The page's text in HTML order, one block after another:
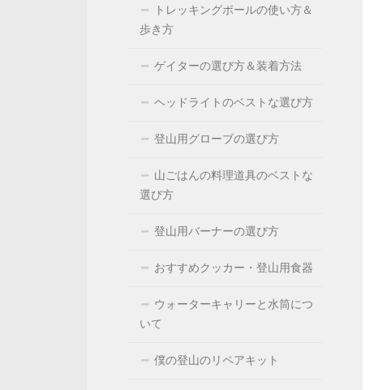
トレッキングポールの使い方＆
歩き方
ゲイターの選び方＆装着方法
ヘッドライトのベストな選び方
登山用グローブの選び方
山ごはんの料理道具のベストな
選び方
登山用バーナーの選び方
おすすめクッカー・登山用食器
ウォーターキャリーと水筒につ
いて
僕の登山のリペアキット